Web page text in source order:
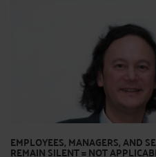
EMPLOYEES, MANAGERS, AND
REMAIN SILENT = NOT